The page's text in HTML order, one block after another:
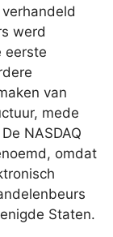
werd
eerste
van
mede
NASDAQ
omdat
Staten.